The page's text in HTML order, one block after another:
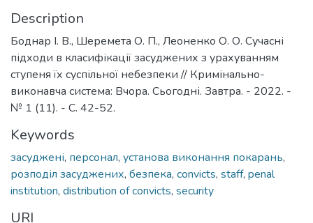
Description
Боднар І. В., Шеремета О. П., Леоненко О. О. Сучасні
підходи в класифікації засуджених з урахуванням
ступеня їх суспільної небезпеки // Кримінально-
виконавча система: Вчора. Сьогодні. Завтра. - 2022. -
№ 1 (11). - С. 42-52.
Keywords
засуджені, персонал, установа виконання покарань,
розподіл засуджених, безпека, convicts, staff, penal
institution, distribution of convicts, security
URI